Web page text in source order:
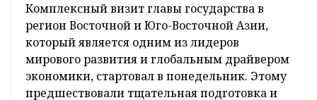
Комплексный визит главы государства в
регион Восточной и Юго-Восточной Азии,
который является одним из лидеров
мирового развития и глобальным драйвером
экономики, стартовал в понедельник. Этому
предшествовали тщательная подготовка и